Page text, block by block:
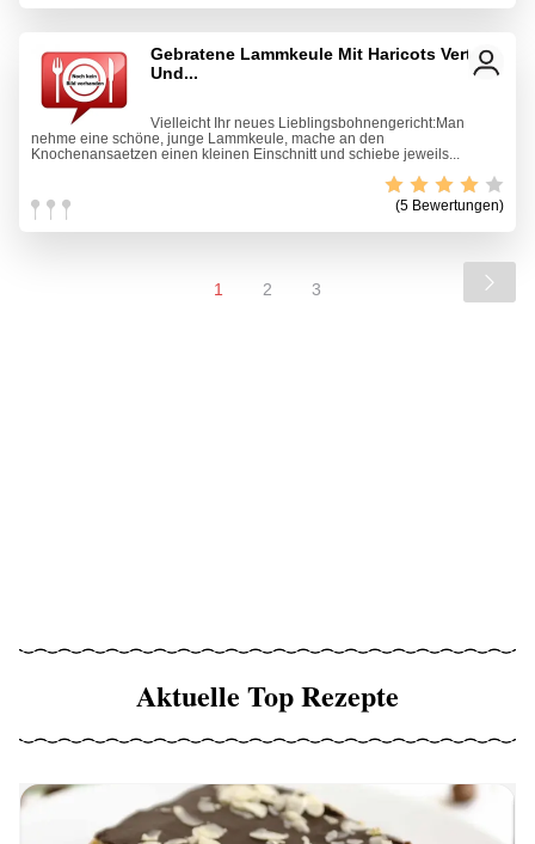
Gebratene Lammkeule Mit Haricots Verts
Und...
Vielleicht Ihr neues Lieblingsbohnengericht:Man
nehme eine schöne, junge Lammkeule, mache an den
Knochenansaetzen einen kleinen Einschnitt und schiebe jeweils...
(5 Bewertungen)
1 2 3
Aktuelle Top Rezepte